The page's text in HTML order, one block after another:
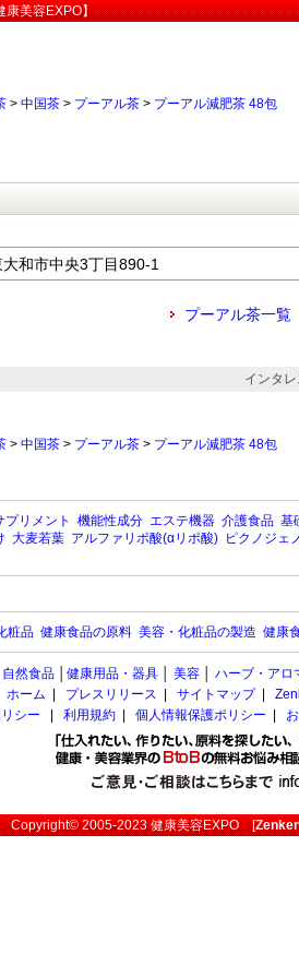
康美容EXPO】
> 中国茶 > プーアル茶 > プーアル減肥茶 48包
和市中央3丁目890-1
プーアル茶一覧
インタ
> 中国茶 > プーアル茶 > プーアル減肥茶 48包
プリメント 機能性成分 エステ機器 介護食品 基
大麦若葉 アルファリポ酸(αリポ酸) ピクノジェ
粧品 健康食品の原料 美容・化粧品の製造 健康
自然食品 健康用品・器具 美容 ハーブ・アロ
ホーム
プレスリリース サイトマップ|
シー
利用規約 個人情報保護ポリシー
Copyright© 2005-2023健康美容EXPO[